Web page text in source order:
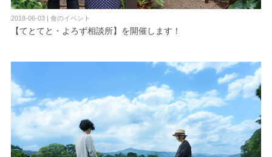
2018-06-03 | 食のイベント
【てとてと・よろず相談所】を開催します！